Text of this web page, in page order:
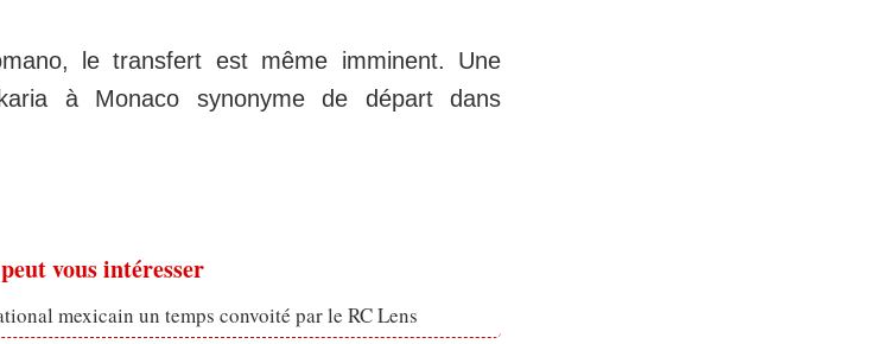
le transfert est même imminent. Une
à Monaco synonyme de départ dans
vous intéresser
mexicain un temps convoité par le RC Lens